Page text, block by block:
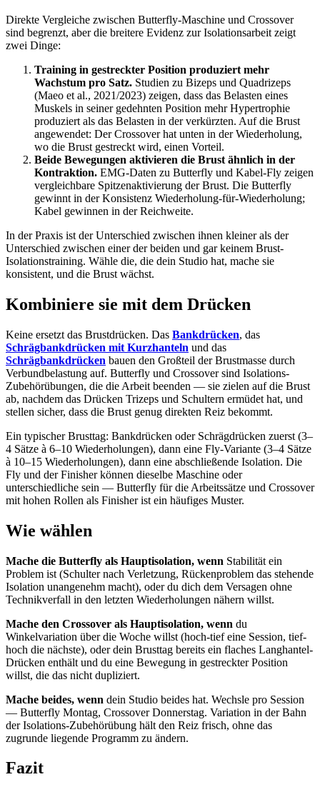
Direkte Vergleiche zwischen Butterfly-Maschine und Crossover
sind begrenzt, aber die breitere Evidenz zur Isolationsarbeit zeigt
zwei Dinge:
Training in gestreckter Position produziert mehr
Wachstum pro Satz. Studien zu Bizeps und Quadrizeps
(Maeo et al., 2021/2023) zeigen, dass das Belasten eines
Muskels in seiner gedehnten Position mehr Hypertrophie
produziert als das Belasten in der verkürzten. Auf die Brust
angewendet: Der Crossover hat unten in der Wiederholung,
wo die Brust gestreckt wird, einen Vorteil.
Beide Bewegungen aktivieren die Brust ähnlich in der
Kontraktion. EMG-Daten zu Butterfly und Kabel-Fly zeigen
vergleichbare Spitzenaktivierung der Brust. Die Butterfly
gewinnt in der Konsistenz Wiederholung-für-Wiederholung;
Kabel gewinnen in der Reichweite.
In der Praxis ist der Unterschied zwischen ihnen kleiner als der
Unterschied zwischen einer der beiden und gar keinem Brust-
Isolationstraining. Wähle die, die dein Studio hat, mache sie
konsistent, und die Brust wächst.
Kombiniere sie mit dem Drücken
Keine ersetzt das Brustdrücken. Das Bankdrücken, das
Schrägbankdrücken mit Kurzhanteln und das
Schrägbankdrücken bauen den Großteil der Brustmasse durch
Verbundbelastung auf. Butterfly und Crossover sind Isolations-
Zubehörübungen, die die Arbeit beenden — sie zielen auf die Brust
ab, nachdem das Drücken Trizeps und Schultern ermüdet hat, und
stellen sicher, dass die Brust genug direkten Reiz bekommt.
Ein typischer Brusttag: Bankdrücken oder Schrägdrücken zuerst (3–
4 Sätze à 6–10 Wiederholungen), dann eine Fly-Variante (3–4 Sätze
à 10–15 Wiederholungen), dann eine abschließende Isolation. Die
Fly und der Finisher können dieselbe Maschine oder
unterschiedliche sein — Butterfly für die Arbeitssätze und Crossover
mit hohen Rollen als Finisher ist ein häufiges Muster.
Wie wählen
Mache die Butterfly als Hauptisolation, wenn Stabilität ein
Problem ist (Schulter nach Verletzung, Rückenproblem das stehende
Isolation unangenehm macht), oder du dich dem Versagen ohne
Technikverfall in den letzten Wiederholungen nähern willst.
Mache den Crossover als Hauptisolation, wenn du
Winkelvariation über die Woche willst (hoch-tief eine Session, tief-
hoch die nächste), oder dein Brusttag bereits ein flaches Langhantel-
Drücken enthält und du eine Bewegung in gestreckter Position
willst, die das nicht dupliziert.
Mache beides, wenn dein Studio beides hat. Wechsle pro Session
— Butterfly Montag, Crossover Donnerstag. Variation in der Bahn
der Isolations-Zubehörübung hält den Reiz frisch, ohne das
zugrunde liegende Programm zu ändern.
Fazit